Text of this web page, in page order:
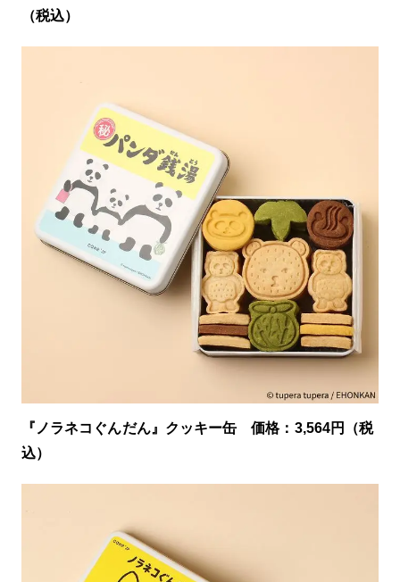
（税込）
『ノラネコぐんだん』クッキー缶 価格：3,564円（税
込）